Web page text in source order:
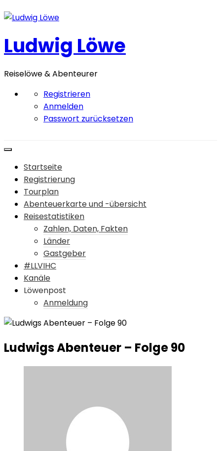
Zum
Inhalt
Ludwig Löwe
Reiselöwe & Abenteurer
Registrieren
Anmelden
Passwort zurücksetzen
Startseite
Registrierung
Tourplan
Abenteuerkarte und -übersicht
Reisestatistiken
Zahlen, Daten, Fakten
Länder
Gastgeber
#LLVIHC
Kanäle
Löwenpost
Anmeldung
Ludwigs Abenteuer – Folge 90